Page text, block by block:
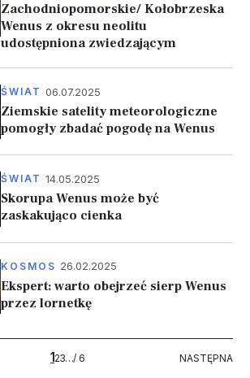
Zachodniopomorskie/ Kołobrzeska
Wenus z okresu neolitu
udostępniona zwiedzającym
ŚWIAT 06.07.2025
Ziemskie satelity meteorologiczne
pomogły zbadać pogodę na Wenus
ŚWIAT 14.05.2025
Skorupa Wenus może być
zaskakująco cienka
KOSMOS 26.02.2025
Ekspert: warto obejrzeć sierp Wenus
przez lornetkę
123…/ 6
6 NASTĘPNA
NASTĘPNA